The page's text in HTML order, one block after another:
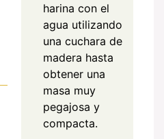
harina con el
agua utilizando
una cuchara de
madera hasta
obtener una
masa muy
pegajosa y
compacta.